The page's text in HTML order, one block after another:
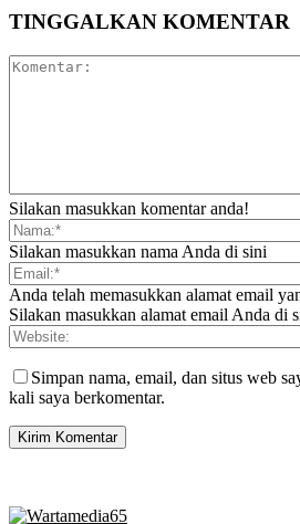
TINGGALKAN KOMENTAR
Silakan masukkan komentar anda!
Silakan masukkan nama Anda di sini
Anda telah memasukkan alamat email
Silakan masukkan alamat email Anda di
Simpan nama, email, dan situs web
kali saya berkomentar.